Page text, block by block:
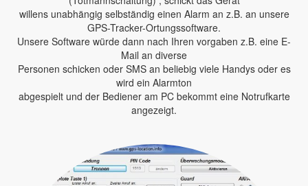
willens unabhängig selbständig einen Alarm an z.B. an unsere
GPS-Tracker-Ortungssoftware.
Unsere Software würde dann nach Ihren vorgaben z.B. eine E-
Mail an diverse
Personen schicken oder SMS an beliebig viele Handys oder es
wird ein Alarmton
abgespielt und der Bediener am PC bekommt eine Notrufkarte
angezeigt.